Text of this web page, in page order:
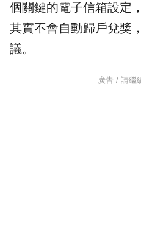
個關鍵的電子信箱設定
其實不會自動歸戶兌獎
議。
廣告 / 請繼